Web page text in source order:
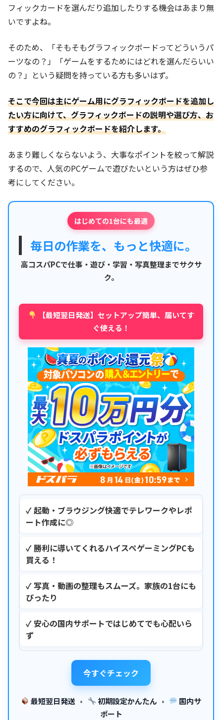
フィックカードを選んだり追加したりする機会はあまり無
いですよね。
そのため、「そもそもグラフィックボードってどういうパ
ーツなの？」「ゲームをするためにはどれを選んだらいい
の？」という疑問を持っている方も多いはず。
そこで今回は主にゲーム用にグラフィックボードを追加し
たい方に向けて、グラフィックボードの説明や選び方、お
すすめのグラフィックボードを紹介します。
あまり難しくならないよう、大事なポイントを絞って解説
するので、人気のPCゲームで遊びたいという方はぜひ参
考にしてください。
はじめての1台にも最適
毎日の作業を、もっと快適に。
高コスパPCで仕事・遊び・学習・写真整理までサクサ
ク。
【最短翌日発送】セットアップ簡単、届いてす
ぐ使える！
✓ 起動・ブラウジング快適でテレワークやレポ
ート作成に◎
✓ 勝利に導いてくれるハイスぺゲーミングPCも
買える！
✓ 写真・動画の整理もスムーズ。家族の1台にも
ぴったり
✓ 安心の国内サポートではじめてでも心配いら
ず
今すぐチェック
最短翌日発送 • 初期設定かんたん •
国内サ
ポート